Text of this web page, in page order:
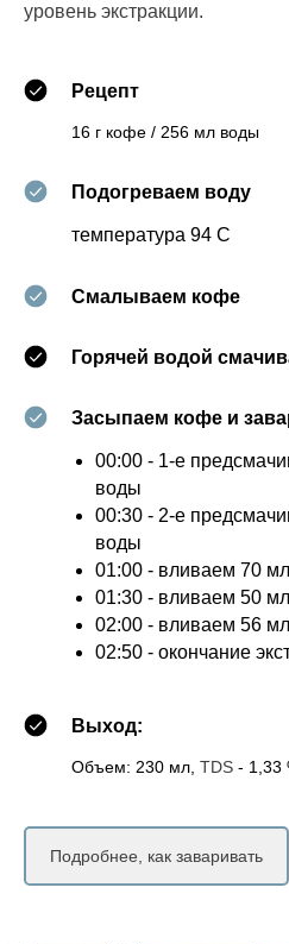
уровень экстракции.
Рецепт
16 г кофе / 256 мл воды
Подогреваем воду
температура 94 С
Смалываем кофе
Горячей водой
Засыпаем кофе и
00:00 - 1-е
воды
00:30 - 2-е
воды
01:00 - вливаем 70 мл
01:30 - вливаем 50 мл
02:00 - вливаем 56 мл
02:50 - окончание
Выход:
Объем: 230 мл, TDS - 1,33
Подробнее, как заваривать